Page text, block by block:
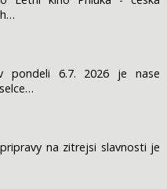
pondeli 6.7. 2026 je nase
na zitrejsi slavnosti je